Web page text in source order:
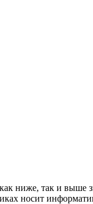
ниже, так и выше
носит